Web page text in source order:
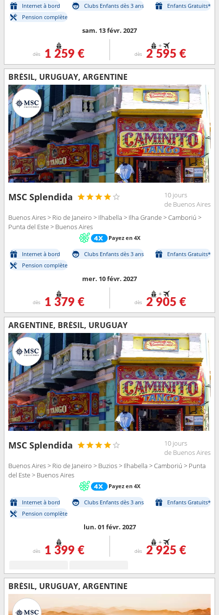
Internet à bord Clubs Enfants dès 3 ans
Enfants Gratuits*
Pension complète
sam. 13 févr. 2027
dès 1 259 €
+
dès 2 595 €
BRÉSIL, URUGUAY, ARGENTINE
MSC Splendida
10 jours
de Buenos Aires
Buenos Aires > Rio de Janeiro > Ilhabella > Ilha Grande > Camboriú >
Punta del Este > Buenos Aires
Payez en 4X
Internet à bord Clubs Enfants dès 3 ans
Enfants Gratuits*
Pension complète
mer. 10 févr. 2027
dès 1 379 €
+
dès 2 905 €
ARGENTINE, BRÉSIL, URUGUAY
MSC Splendida
10 jours
de Buenos Aires
Buenos Aires > Rio de Janeiro > Buzios > Ilhabella > Camboriú > Punta
del Este > Buenos Aires
Payez en 4X
Internet à bord Clubs Enfants dès 3 ans
Enfants Gratuits*
Pension complète
lun. 01 févr. 2027
dès 1 399 €
+
dès 2 925 €
BRÉSIL, URUGUAY, ARGENTINE